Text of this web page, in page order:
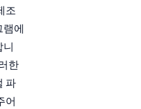
조
램에
니
한
파
어